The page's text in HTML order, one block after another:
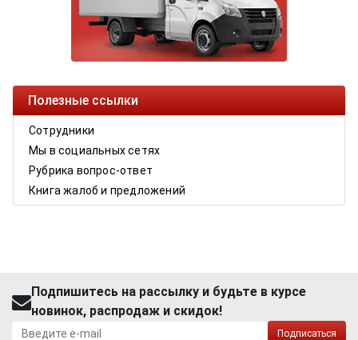
Полезные ссылки
Сотрудники
Мы в социальных сетях
Рубрика вопрос-ответ
Книга жалоб и предложений
Подпишитесь на рассылку и будьте в курсе
новинок, распродаж и скидок!
Подписаться